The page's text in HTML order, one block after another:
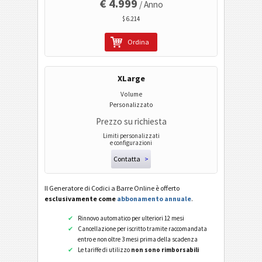
Pharmacode Two-Track
PZN8
Codici ISBN
Business Cards
Codici Evento
Codici Wi-Fi
€ 4.999 / Anno
$ 6.214
Ordina
XLarge
Volume
Personalizzato
Prezzo su richiesta
Limiti personalizzati
e configurazioni
Contatta >
Il Generatore di Codici a Barre Online è offerto
esclusivamente come abbonamento annuale.
Rinnovo automatico per ulteriori 12 mesi
Cancellazione per iscritto tramite raccomandata
entro e non oltre 3 mesi prima della scadenza
Le tariffe di utilizzo non sono rimborsabili